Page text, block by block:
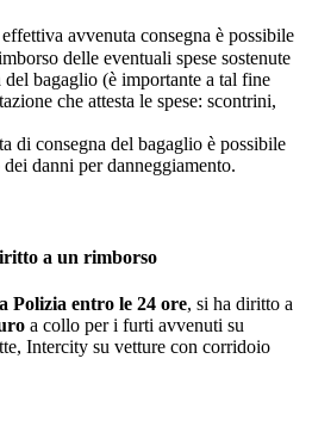
avvenuta consegna è possibile
delle eventuali spese sostenute
del bagaglio (è importante a tal fine
che attesta le spese: scontrini,
di consegna del bagaglio è possibile
danni per danneggiamento.
a un rimborso
Polizia entro le 24 ore, si ha diritto a
a collo per i furti avvenuti su
Intercity su vetture con corridoio